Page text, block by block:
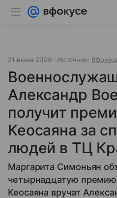
21 июня 2026 Источник:
Александр
получит
Кеосаяна за
людей в ТЦ
Маргарита Симоньян
четырнадцатую
Кеосаяна вручат